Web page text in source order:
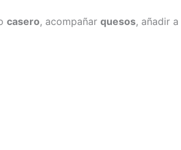
casero, acompañar quesos, añadir a